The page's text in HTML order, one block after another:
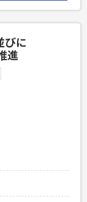
らのPC、周辺
チャット、メ
デバイス
設定および各
システムやツ
ワードリセッ
ータ集計、お
テムを用いた
ITに関連する
発生する可能性
。
びに
進